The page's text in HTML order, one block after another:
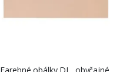
Farebné obálky DL, obyčajné,